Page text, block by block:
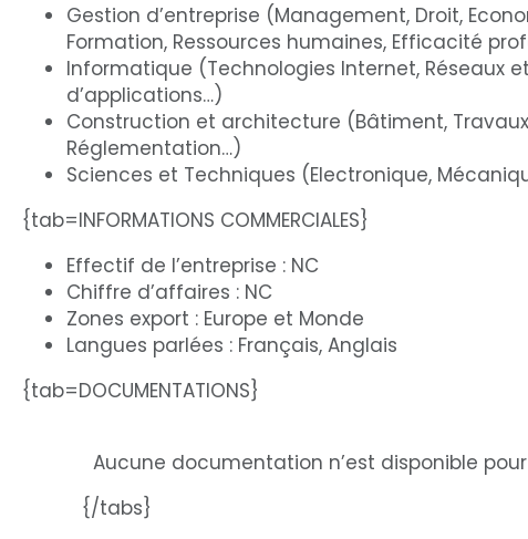
Gestion d’entreprise (Management, Droit,
Formation, Ressources humaines, Efficacité
Informatique (Technologies Internet, Réseaux
d’applications…)
Construction et architecture (Bâtiment,
Réglementation…)
Sciences et Techniques (Electronique,
{tab=INFORMATIONS COMMERCIALES}
Effectif de l’entreprise : NC
Chiffre d’affaires : NC
Zones export : Europe et Monde
Langues parlées : Français, Anglais
{tab=DOCUMENTATIONS}
Aucune documentation n’est disponible
{/tabs}